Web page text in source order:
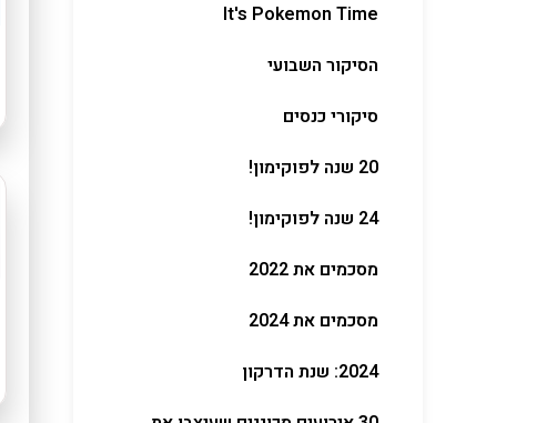
It's Pokemon Time
הסיקור השבועי
סיקורי כנסים
20 שנה לפוקימון!
24 שנה לפוקימון!
מסכמים את 2022
מסכמים את 2024
2024: שנת הדרקון